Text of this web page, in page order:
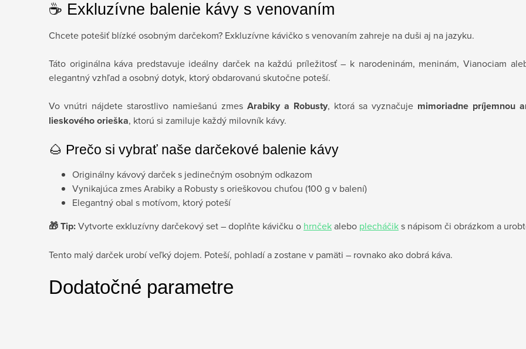
☕ Exkluzívne balenie kávy s venovaním
Chcete potešiť blízké osobným darčekom? Exkluzívne kávičko s venovaním zahreje na duši aj na jazyku.
Táto originálna káva predstavuje ideálny darček na každú príležitosť – k narodeninám, meninám, Vianociam
elegantný vzhľad a osobný dotyk, ktorý obdarovanú skutočne poteší.
Vo vnútri nájdete starostlivo namiešanú zmes Arabiky a Robusty, ktorá sa vyznačuje mimoriadne príjemnou
lieskového orieška, ktorú si zamiluje každý milovník kávy.
🌰 Prečo si vybrať naše darčekové balenie kávy
Originálny kávový darček s jedinečným osobným odkazom
Vynikajúca zmes Arabiky a Robusty s orieškovou chuťou (100 g v balení)
Elegantný obal s motívom, ktorý poteší
🎁 Tip:Vytvorte exkluzívny darčekový set – doplňte kávičku o hrnčekalebo plecháčiks nápisom či obrázkom a
Tento malý darček urobí veľký dojem. Poteší, pohladí a zostane v pamäti – rovnako ako dobrá káva.
Dodatočné parametre